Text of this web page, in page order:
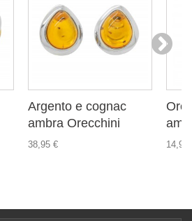
Argento e cognac
ambra Orecchini
38,95 € 14,99